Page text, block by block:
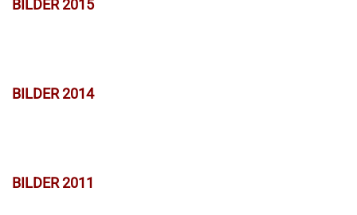
BILDER 2015
BILDER 2014
BILDER 2011